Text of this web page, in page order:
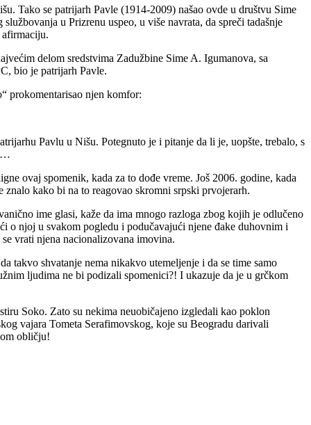
Tako se patrijarh Pavle (1914-2009) našao ovde u društvu Sime
u Prizrenu uspeo, u više navrata, da spreči tadašnje
delom sredstvima Zadužbine Sime A. Igumanova, sa
bio je patrijarh Pavle.
prokomentarisao njen komfor:
Pavlu u Nišu. Potegnuto je i pitanje da li je, uopšte, trebalo, s
ovaj spomenik, kada za to dođe vreme. Još 2006. godine, kada
znalo kako bi na to reagovao skromni srpski prvojerarh.
ime glasi, kaže da ima mnogo razloga zbog kojih je odlučeno
o njoj u svakom pogledu i podučavajući njene đake duhovnim i
vrati njena nacionalizovana imovina.
takvo shvatanje nema nikakvo utemeljenje i da se time samo
ljudima ne bi podizali spomenici?! I ukazuje da je u grčkom
Soko. Zato su nekima neuobičajeno izgledali kao poklon
vajara Tometa Serafimovskog, koje su Beogradu darivali
obličju!